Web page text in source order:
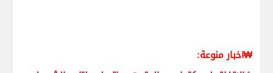
₩اخبار منوعة: